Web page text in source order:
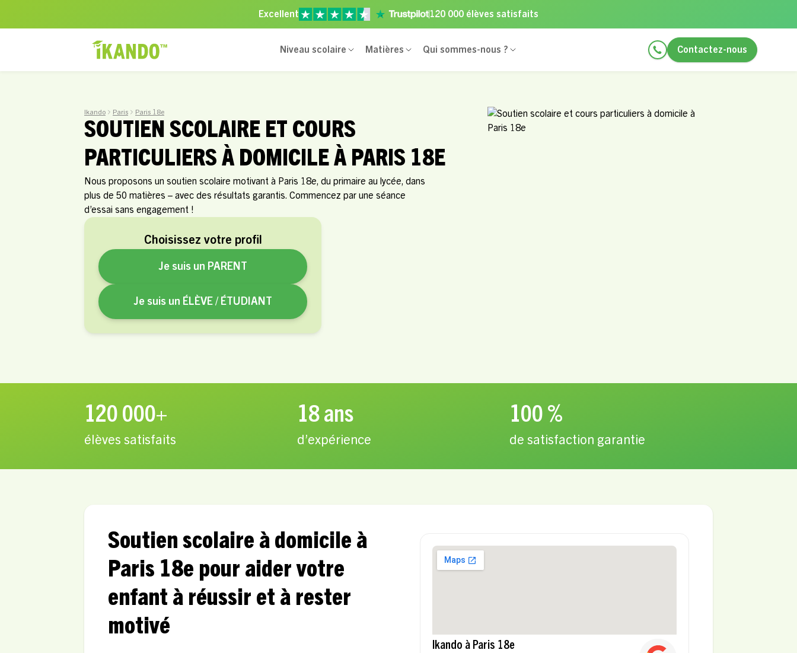
Excellent 120 000 élèves satisfaits
Niveau scolaire Matières Qui sommes-nous ? Contactez-nous
Ikando Paris Paris 18e
SOUTIEN SCOLAIRE ET COURS
PARTICULIERS À DOMICILE À PARIS 18E
Nous proposons un soutien scolaire motivant à Paris 18e, du primaire au lycée, dans
plus de 50 matières – avec des résultats garantis. Commencez par une séance
d’essai sans engagement !
Choisissez votre profil
Je suis un PARENT
Je suis un ÉLÈVE / ÉTUDIANT
120 000+
élèves satisfaits
18 ans
d’expérience
100 %
de satisfaction garantie
Soutien scolaire à domicile à
Paris 18e pour aider votre
enfant à réussir et à rester
motivé
Ikando à Paris 18e